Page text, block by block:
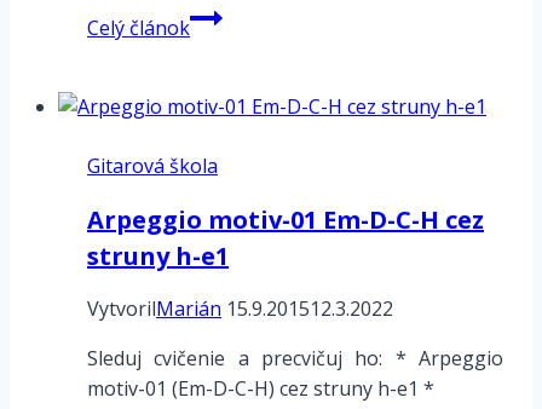
Celý článokArpeggio
sled
A
H
E
Gitarová škola
Arpeggio motiv-01 Em-D-C-H cez
struny h-e1
VytvorilMarián 15.9.201512.3.2022
Sleduj cvičenie a precvičuj ho: * Arpeggio
motiv-01 (Em-D-C-H) cez struny h-e1 *